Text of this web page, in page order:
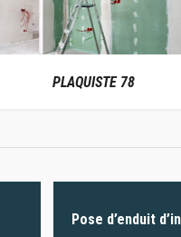
PLAQUISTE 78
Pose d’enduit